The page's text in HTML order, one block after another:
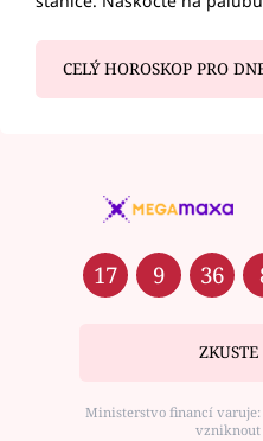
CELÝ HOROSKOP PRO
17 9 36
ZKUSTE
Ministerstvo financí